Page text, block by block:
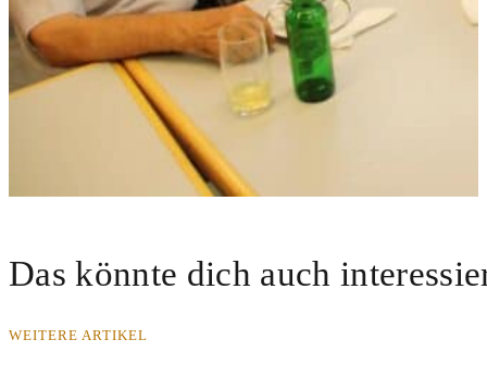
Das könnte dich auch
WEITERE ARTIKEL